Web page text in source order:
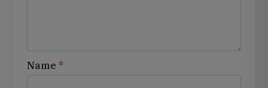
Name *